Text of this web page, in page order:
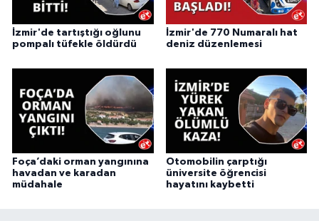
İzmir'de tartıştığı oğlunu
pompalı tüfekle öldürdü
İzmir'de 770 Numaralı hat
deniz düzenlemesi
Foça’daki orman yangınına
havadan ve karadan
müdahale
Otomobilin çarptığı
üniversite öğrencisi
hayatını kaybetti